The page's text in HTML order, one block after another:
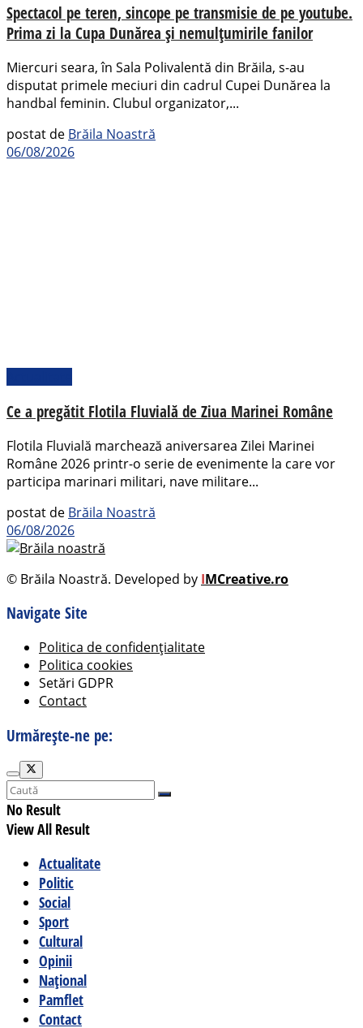
Spectacol pe teren, sincope pe transmisie de pe youtube.
Prima zi la Cupa Dunărea și nemulțumirile fanilor
Miercuri seara, în Sala Polivalentă din Brăila, s-au
disputat primele meciuri din cadrul Cupei Dunărea la
handbal feminin. Clubul organizator,...
postat de Brăila Noastră
06/08/2026
Ce a pregătit Flotila Fluvială de Ziua Marinei Române
Flotila Fluvială marchează aniversarea Zilei Marinei
Române 2026 printr-o serie de evenimente la care vor
participa marinari militari, nave militare...
postat de Brăila Noastră
06/08/2026
© Brăila Noastră. Developed by IMCreative.ro
Navigate Site
Politica de confidențialitate
Politica cookies
Setări GDPR
Contact
Urmărește-ne pe:
No Result
View All Result
Actualitate
Politic
Social
Sport
Cultural
Opinii
Național
Pamflet
Contact